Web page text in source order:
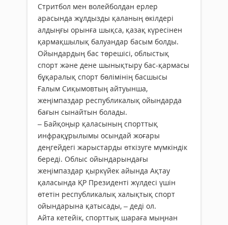
Стритбол мен волейболдан ерлер
арасында жұлдызды қаланың өкілдері
алдыңғы орынға шықса, қазақ күресінен
қармақшылық балуандар басым болды.
Ойындардың бас төрешісі, облыстық
спорт және дене шынықтыру бас-қармасы
бұқаралық спорт бөлімінің басшысы
Ғалым Сиқымовтың айтуынша,
жеңімпаздар республикалық ойындарда
бағын сынайтын болады.
– Байқоңыр қаласының спорттық
инфрақұрылымы осындай жоғары
деңгейдегі жарыстарды өткізуге мүмкіндік
береді. Облыс ойындарындағы
жеңімпаздар қыркүйек айында Ақтау
қаласында ҚР Президенті жүлдесі үшін
өтетін республикалық халықтық спорт
ойындарына қатысады, – деді ол.
Айта кетейік, спорттық шараға мыңнан